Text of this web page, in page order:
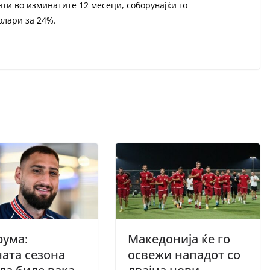
во изминатите 12 месеци, соборувајќи го
за 24%.
сезона
Македонија ќе го
освежи нападот со